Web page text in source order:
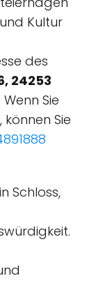
Kultur
des
24253
Wenn Sie
Sie
Schloss,